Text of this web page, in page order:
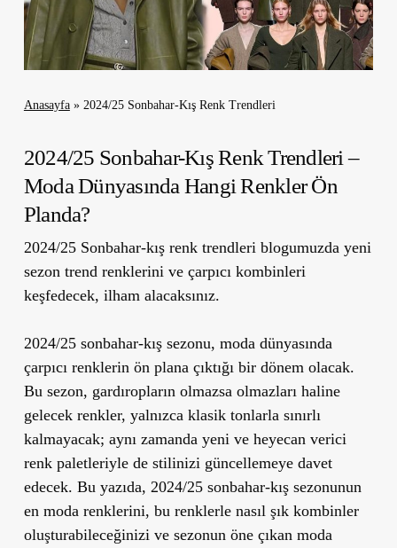
Anasayfa» 2024/25 Sonbahar-Kış Renk Trendleri
2024/25 Sonbahar-Kış Renk Trendleri –
Moda Dünyasında Hangi Renkler Ön
Planda?
2024/25 Sonbahar-kış renk trendleri blogumuzda yeni
sezon trend renklerini ve çarpıcı kombinleri
keşfedecek, ilham alacaksınız.
2024/25 sonbahar-kış sezonu, moda dünyasında
çarpıcı renklerin ön plana çıktığı bir dönem olacak.
Bu sezon, gardıropların olmazsa olmazları haline
gelecek renkler, yalnızca klasik tonlarla sınırlı
kalmayacak; aynı zamanda yeni ve heyecan verici
renk paletleriyle de stilinizi güncellemeye davet
edecek. Bu yazıda, 2024/25 sonbahar-kış sezonunun
en moda renklerini, bu renklerle nasıl şık kombinler
oluşturabileceğinizi ve sezonun öne çıkan moda